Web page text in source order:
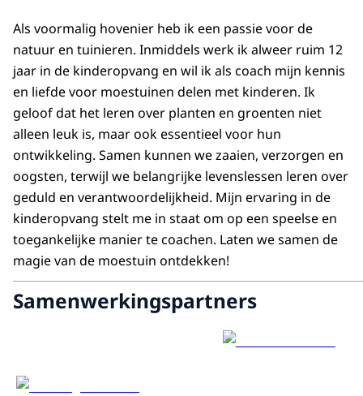
Als voormalig hovenier heb ik een passie voor de
natuur en tuinieren. Inmiddels werk ik alweer ruim 12
jaar in de kinderopvang en wil ik als coach mijn kennis
en liefde voor moestuinen delen met kinderen. Ik
geloof dat het leren over planten en groenten niet
alleen leuk is, maar ook essentieel voor hun
ontwikkeling. Samen kunnen we zaaien, verzorgen en
oogsten, terwijl we belangrijke levenslessen leren over
geduld en verantwoordelijkheid. Mijn ervaring in de
kinderopvang stelt me in staat om op een speelse en
toegankelijke manier te coachen. Laten we samen de
magie van de moestuin ontdekken!
Samenwerkingspartners